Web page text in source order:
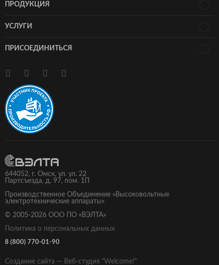
ПРОДУКЦИЯ
УСЛУГИ
ПРИСОЕДИНИТЬСЯ
644052, г. Омск, ул. ул. 22
Партсъезда, д. 97, пом. 1П
Производственное Объединение «Высоковольтные
электротехнические аппараты»
© 2005-2026 ООО ПО «ВЭЛТА»
Политика о персональных данных
8 (800) 770-01-90
Создание сайта — Веб-студия "Welcome!"